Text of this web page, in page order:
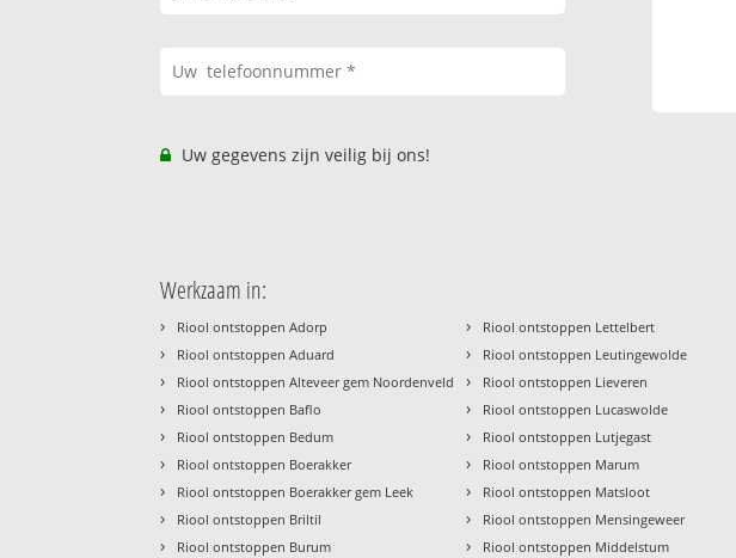
Uw gegevens zijn veilig bij ons!
Werkzaam in:
› Riool ontstoppen Adorp
› Riool ontstoppen Aduard
› Riool ontstoppen Alteveer gem Noordenveld
› Riool ontstoppen Baflo
› Riool ontstoppen Bedum
› Riool ontstoppen Boerakker
› Riool ontstoppen Boerakker gem Leek
› Riool ontstoppen Briltil
› Riool ontstoppen Burum
› Riool ontstoppen Lettelbert
› Riool ontstoppen Leutingewolde
› Riool ontstoppen Lieveren
› Riool ontstoppen Lucaswolde
› Riool ontstoppen Lutjegast
› Riool ontstoppen Marum
› Riool ontstoppen Matsloot
› Riool ontstoppen Mensingeweer
› Riool ontstoppen Middelstum